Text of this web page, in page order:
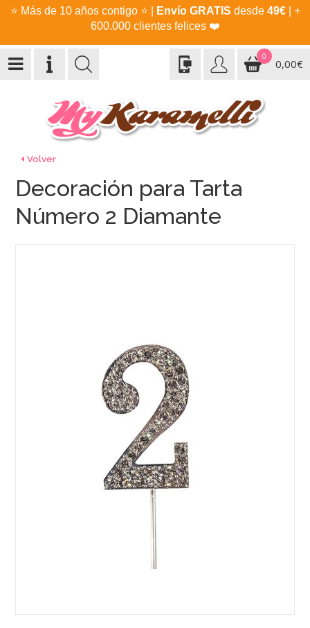
⭐ Más de 10 años contigo ⭐ Envío GRATIS desde 49€| +
600.000 clientes felices ❤️
0
0,00€
Volver
Decoración para Tarta
Número 2 Diamante